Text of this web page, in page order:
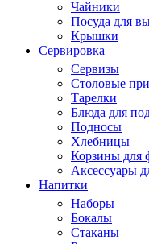
Чайники
Посуда для
Крышки
Сервировка
Сервизы
Столовые
Тарелки
Блюда для
Подносы
Хлебницы
Корзины для
Аксессуары
Напитки
Наборы
Бокалы
Стаканы